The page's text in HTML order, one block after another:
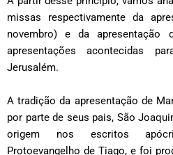
missas respectivamente da
novembro) e da apresentação
apresentações acontecidas
Jerusalém.
A tradição da apresentação de
por parte de seus pais, São
origem nos escritos
Protoevangelho de Tiago, e foi